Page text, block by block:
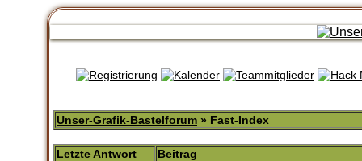
Unser-Grafik-Bastelforum » Fast-Index
Letzte Antwort
Beitrag